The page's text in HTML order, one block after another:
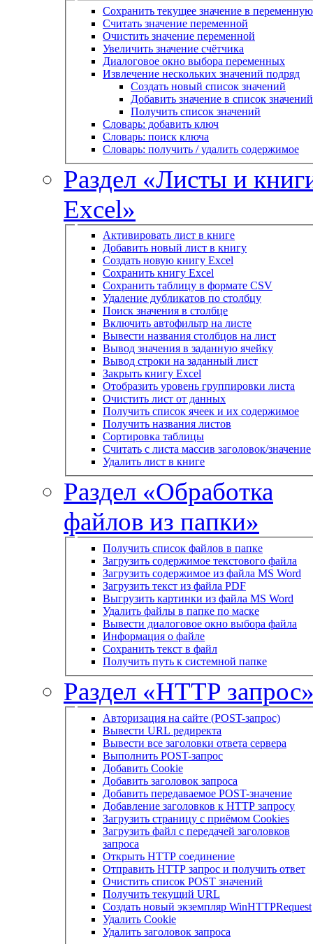
Сохранить текущее значение в переменную
Считать значение переменной
Очистить значение переменной
Увеличить значение счётчика
Диалоговое окно выбора переменных
Извлечение нескольких значений подряд
Создать новый список значений
Добавить значение в список значений
Получить список значений
Словарь: добавить ключ
Словарь: поиск ключа
Словарь: получить / удалить содержимое
Раздел «Листы и
Excel»
Активировать лист в книге
Добавить новый лист в книгу
Создать новую книгу Excel
Сохранить книгу Excel
Сохранить таблицу в формате CSV
Удаление дубликатов по столбцу
Поиск значения в столбце
Включить автофильтр на листе
Вывести названия столбцов на лист
Вывод значения в заданную ячейку
Вывод строки на заданный лист
Закрыть книгу Excel
Отобразить уровень группировки листа
Очистить лист от данных
Получить список ячеек и их содержимое
Получить названия листов
Сортировка таблицы
Считать с листа массив заголовок/значение
Удалить лист в книге
Раздел «Обработка
файлов из папки»
Получить список файлов в папке
Загрузить содержимое текстового файла
Загрузить содержимое из файла MS Word
Загрузить текст из файла PDF
Выгрузить картинки из файла MS Word
Удалить файлы в папке по маске
Вывести диалоговое окно выбора файла
Информация о файле
Сохранить текст в файл
Получить путь к системной папке
Раздел «HTTP
Авторизация на сайте (POST-запрос)
Вывести URL редиректа
Вывести все заголовки ответа сервера
Выполнить POST-запрос
Добавить Cookie
Добавить заголовок запроса
Добавить передаваемое POST-значение
Добавление заголовков к HTTP запросу
Загрузить страницу с приёмом Cookies
Загрузить файл с передачей заголовков
запроса
Открыть HTTP соединение
Отправить HTTP запрос и получить ответ
Очистить список POST значений
Получить текущий URL
Создать новый экземпляр WinHTTPRequest
Удалить Cookie
Удалить заголовок запроса